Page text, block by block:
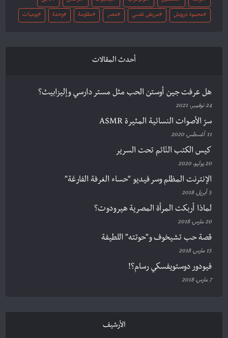
محمود درويش مريض نفسي مصر مقاومة وحدة يوميات
أحدث المقالات
هل عرفت جين أوستن الحب مثل مستر دارسي وإليزابيث؟
24 نوفمبر، 2021
سرّ الأصوات النسائية المثيرة ASMR
11 أغسطس، 2020
كيس الكتب النّائم تحت السرير
20 يوليو، 2020
الإنترنت المظلم وسر فيديو “حساء الغرفة الفارغة”
5 أبريل، 2018
لماذا أربكت المرأة المصرية هيرودوت؟
20 مارس، 2018
قصة حب تشيخوف و”حوتته” اللطيفة
15 مارس، 2018
فيودور دوستويفسكي رسام؟!
7 مارس، 2018
الأرشيف